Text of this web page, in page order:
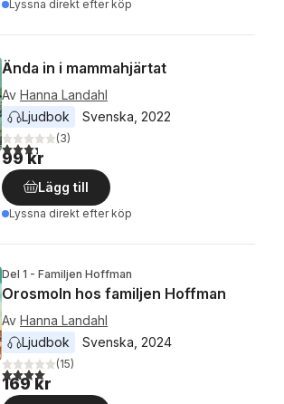
Lyssna direkt efter köp
Ända in i mammahjärtat
Av Hanna Landahl
Ljudbok
Svenska 2022
3,3utav 5 stjärnor. Totalt antal röster:
(3)
99 kr
Lägg till
Lyssna direkt efter köp
Del 1 - Familjen Hoffman
Orosmoln hos familjen Hoffman
Av Hanna Landahl
Ljudbok
Svenska 2024
4,0utav 5 stjärnor. Totalt antal röster:
(15)
169 kr